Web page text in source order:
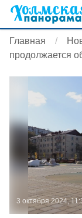
Главная
продолжается
3 октября 2024,